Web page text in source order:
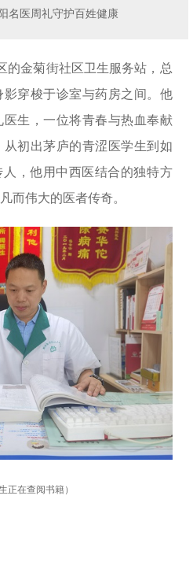
名医周礼守护百姓健康
金菊街社区卫生服务站，总
穿梭于诊室与药房之间。他
生，一位将青春与热血奉献
初出茅庐的青涩医学生到如
，他用中西医结合的独特方
而伟大的医者传奇。
正在查阅书籍）